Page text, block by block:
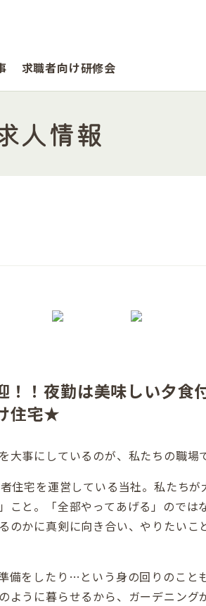
求職者向け研修会
人情報
！夜勤は美味しい夕食
住宅★
事にしているのが、私たちの職場で
住宅を運営している当社。私たちが
こと。「全部やってあげる」のでは
のかに真剣に向き合い、やりたいこ
備をしたり…という身の回りのこと
ように暮らせるから、ガーデニング